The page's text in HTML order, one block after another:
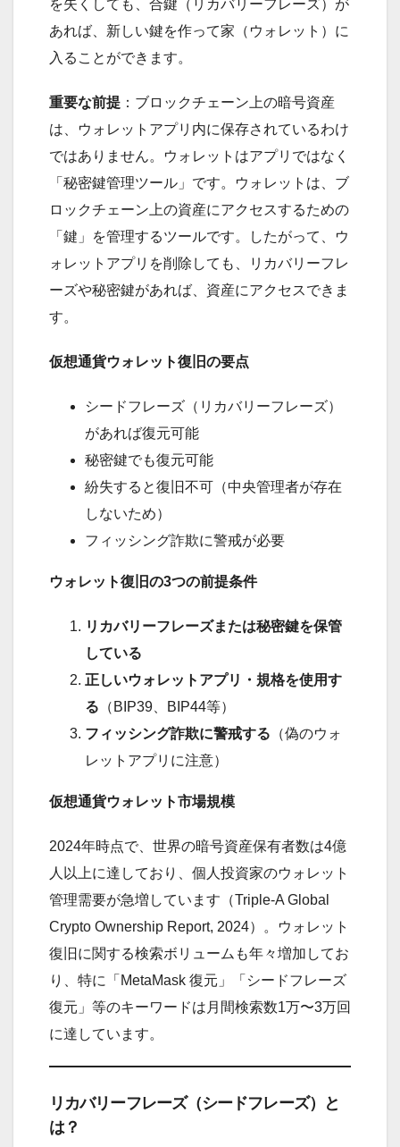
を失くしても、合鍵（リカバリーフレーズ）が
あれば、新しい鍵を作って家（ウォレット）に
入ることができます。
重要な前提 ：ブロックチェーン上の暗号資産
は、ウォレットアプリ内に保存されているわけ
ではありません。ウォレットはアプリではなく
「秘密鍵管理ツール」です。ウォレットは、ブ
ロックチェーン上の資産にアクセスするための
「鍵」を管理するツールです。したがって、ウ
ォレットアプリを削除しても、リカバリーフレ
ーズや秘密鍵があれば、資産にアクセスできま
す。
仮想通貨ウォレット復旧の要点
シードフレーズ（リカバリーフレーズ）
があれば復元可能
秘密鍵でも復元可能
紛失すると復旧不可（中央管理者が存在
しないため）
フィッシング詐欺に警戒が必要
ウォレット復旧の3つの前提条件
リカバリーフレーズまたは秘密鍵を保管
している
正しいウォレットアプリ・規格を使用す
る （BIP39、BIP44等）
フィッシング詐欺に警戒する （偽のウォ
レットアプリに注意）
仮想通貨ウォレット市場規模
2024年時点で、世界の暗号資産保有者数は4億
人以上に達しており、個人投資家のウォレット
管理需要が急増しています（Triple-A Global
Crypto Ownership Report, 2024）。ウォレット
復旧に関する検索ボリュームも年々増加してお
り、特に「MetaMask 復元」「シードフレーズ
復元」等のキーワードは月間検索数1万〜3万回
に達しています。
リカバリーフレーズ（シードフレーズ）と
は？